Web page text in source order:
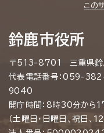
この
鈴鹿市役所
〒513-8701 三重県鈴
代表電話番号：059-
9040
開庁時間：8時30分から
（土曜日・日曜日、祝日